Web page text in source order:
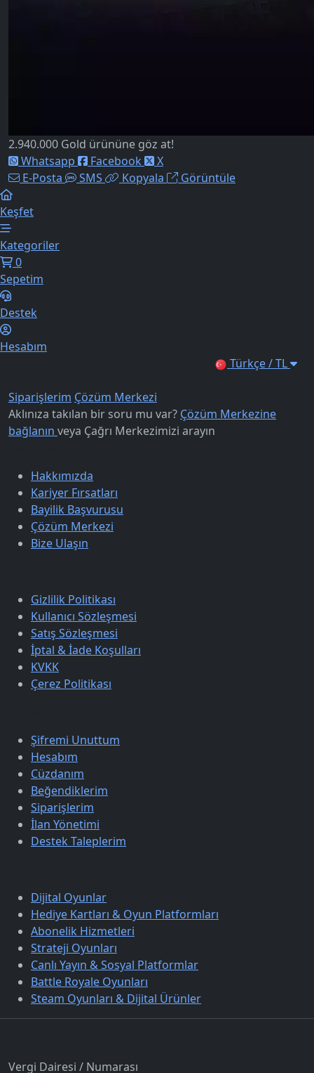
2.940.000 Gold ürününe göz at!
Whatsapp
Facebook
X
E-Posta
SMS Kopyala Görüntüle
Keşfet
Kategoriler
0
Sepetim
Destek
Hesabım
Türkçe / TL
Siparişlerim Çözüm Merkezi
Aklınıza takılan bir soru mu var? Çözüm Merkezine
bağlanın veya Çağrı Merkezimizi arayın
Hakkımızda
Kariyer Fırsatları
Bayilik Başvurusu
Çözüm Merkezi
Bize Ulaşın
Gizlilik Politikası
Kullanıcı Sözleşmesi
Satış Sözleşmesi
İptal & İade Koşulları
KVKK
Çerez Politikası
Şifremi Unuttum
Hesabım
Cüzdanım
Beğendiklerim
Siparişlerim
İlan Yönetimi
Destek Taleplerim
Dijital Oyunlar
Hediye Kartları & Oyun Platformları
Abonelik Hizmetleri
Strateji Oyunları
Canlı Yayın & Sosyal Platformlar
Battle Royale Oyunları
Steam Oyunları & Dijital Ürünler
Vergi Dairesi / Numarası